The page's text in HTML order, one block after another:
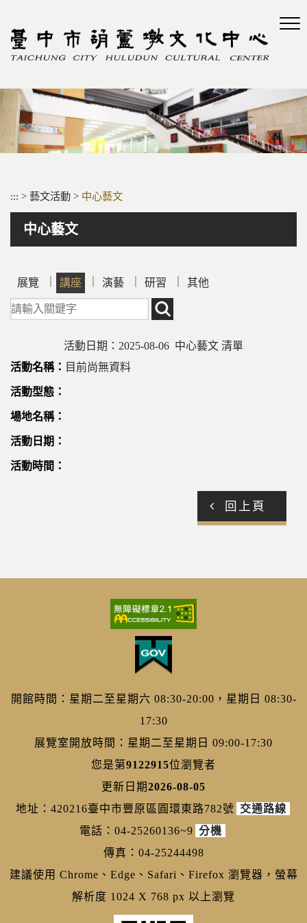
區
::: > 藝文活動 > 中心藝文
中心藝文
展覽 講座 演藝 研習
其他
請輸入關鍵字
活動日期：2025-08-06 中心藝文 清單
目前尚無資料
回上頁
開館時間：星期二至星期六 08:30-20:00，星期日 08:30-
17:30
展覽室開放時間：星期二至星期日 09:00-17:30
您是第9122915位瀏覽者
更新日期2026-08-05
地址：420216臺中市豐原區圓環東路782號 交通路線
電話：04-25260136~9 分機
傳真：04-25244498
建議使用 Chrome、Edge、Safari、Firefox 瀏覽器，螢幕
解析度 1024 X 768 px 以上瀏覽